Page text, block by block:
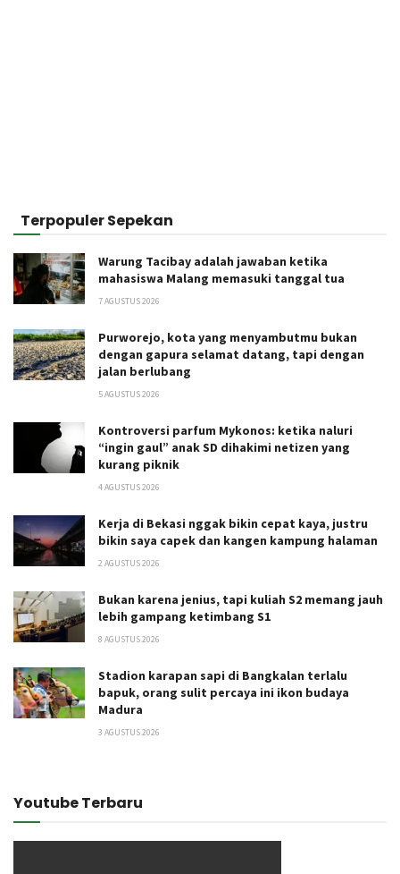
Terpopuler Sepekan
Warung Tacibay adalah jawaban ketika
mahasiswa Malang memasuki tanggal tua
7 AGUSTUS 2026
Purworejo, kota yang menyambutmu bukan
dengan gapura selamat datang, tapi dengan
jalan berlubang
5 AGUSTUS 2026
Kontroversi parfum Mykonos: ketika naluri
“ingin gaul” anak SD dihakimi netizen yang
kurang piknik
4 AGUSTUS 2026
Kerja di Bekasi nggak bikin cepat kaya, justru
bikin saya capek dan kangen kampung halaman
2 AGUSTUS 2026
Bukan karena jenius, tapi kuliah S2 memang jauh
lebih gampang ketimbang S1
8 AGUSTUS 2026
Stadion karapan sapi di Bangkalan terlalu
bapuk, orang sulit percaya ini ikon budaya
Madura
3 AGUSTUS 2026
Youtube Terbaru